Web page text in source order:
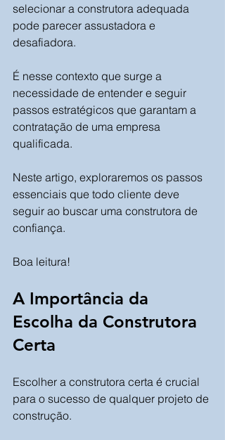
selecionar a construtora adequada
pode parecer assustadora e
desafiadora.
É nesse contexto que surge a
necessidade de entender e seguir
passos estratégicos que garantam a
contratação de uma empresa
qualificada.
Neste artigo, exploraremos os passos
essenciais que todo cliente deve
seguir ao buscar uma construtora de
confiança.
Boa leitura!
A Importância da
Escolha da Construtora
Certa
Escolher a construtora certa é crucial
para o sucesso de qualquer projeto de
construção.